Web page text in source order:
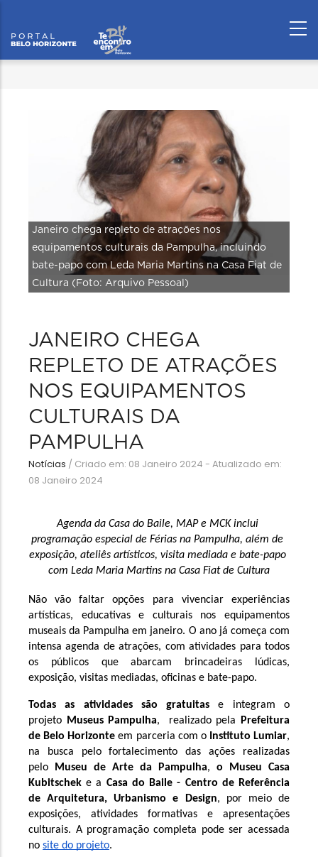
Janeiro chega repleto de atrações nos
equipamentos culturais da Pampulha, incluindo
bate-papo com Leda Maria Martins na Casa Fiat de
Cultura (Foto: Arquivo Pessoal)
JANEIRO CHEGA
REPLETO DE ATRAÇÕES
NOS EQUIPAMENTOS
CULTURAIS DA
PAMPULHA
Notícias / Criado em: 08 Janeiro 2024 - Atualizado em:
08 Janeiro 2024
Agenda da Casa do Baile, MAP e MCK inclui
programação especial de Férias na Pampulha, além de
exposição, ateliês artísticos, visita mediada e bate-papo
com Leda Maria Martins na Casa Fiat de Cultura
Não vão faltar opções para vivenciar experiências
artísticas, educativas e culturais nos equipamentos
museais da Pampulha em janeiro. O ano já começa com
intensa agenda de atrações, com atividades para todos
os públicos que abarcam brincadeiras lúdicas,
exposição, visitas mediadas, oficinas e bate-papo.
Todas as atividades são gratuitas e integram o
projeto Museus Pampulha,  realizado pela Prefeitura
de Belo Horizonte em parceria com o Instituto Lumiar,
na busca pelo fortalecimento das ações realizadas
pelo Museu de Arte da Pampulha, o
Museu Casa
Kubitschek e a Casa do Baile - Centro de Referência
de Arquitetura, Urbanismo e Design, por meio de
exposições, atividades formativas e apresentações
culturais. A programação completa pode ser acessada
no site do projeto.